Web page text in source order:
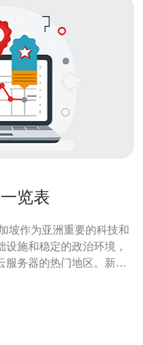
览表
施和稳定的政治环境，
服务器的热门地区。新加